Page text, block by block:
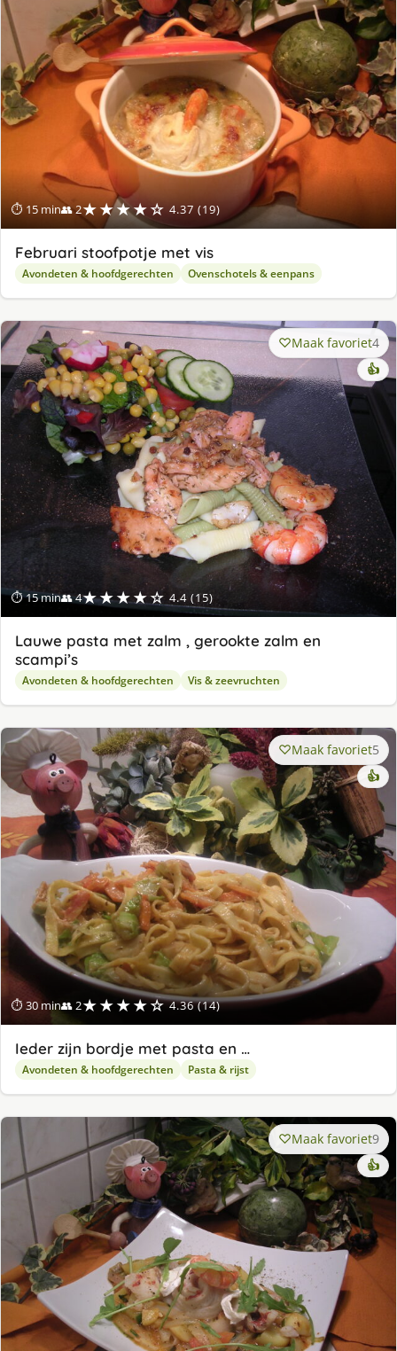
⏱ 15 min👥 2★★★★☆ 4.37 (19)
Februari stoofpotje met vis
Avondeten & hoofdgerechten Ovenschotels & eenpans
⏱ 15 min👥 4★★★★☆ 4.4 (15)
Maak favoriet4
👍
Lauwe pasta met zalm , gerookte zalm en
scampi’s
Avondeten & hoofdgerechten Vis & zeevruchten
⏱ 30 min👥 2★★★★☆ 4.36 (14)
Maak favoriet5
👍
Ieder zijn bordje met pasta en …
Avondeten & hoofdgerechten Pasta & rijst
Maak favoriet9
👍